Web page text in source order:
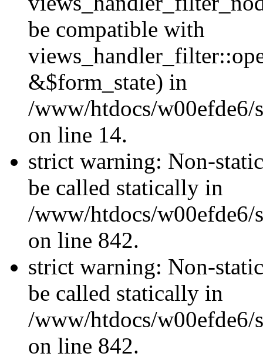
be compatible with
&$form_state) in
/www/htdocs/w00efde6/
on line 14.
strict warning: Non-
be called statically in
/www/htdocs/w00efde6/
on line 842.
strict warning: Non-
be called statically in
/www/htdocs/w00efde6/
on line 842.